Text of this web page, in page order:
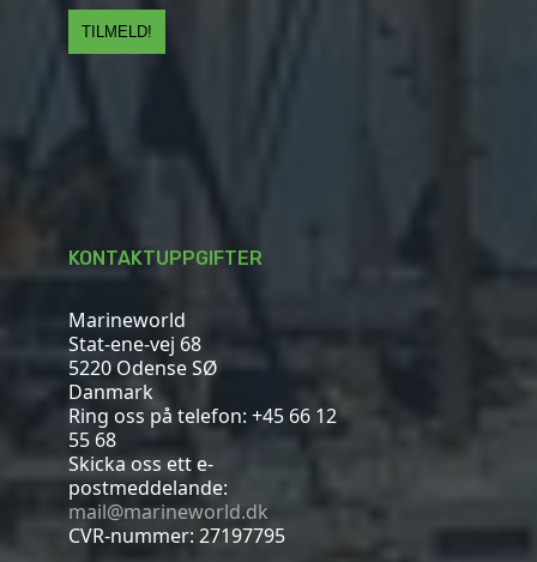
KONTAKTUPPGIFTER
Marineworld
Stat-ene-vej 68
5220 Odense SØ
Danmark
Ring oss på telefon: +45 66 12
55 68
Skicka oss ett e-
postmeddelande:
mail@marineworld.dk
CVR-nummer: 27197795